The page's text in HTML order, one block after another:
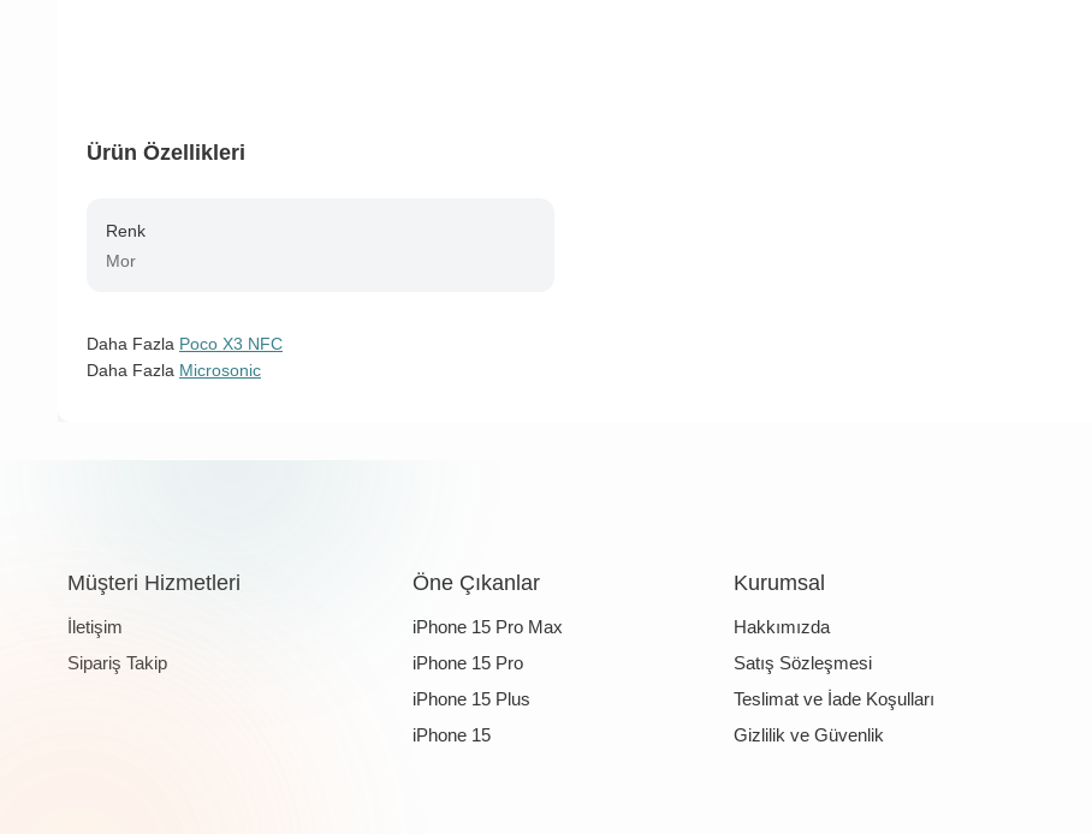
Ürün Özellikleri
Renk
Mor
Daha Fazla Poco X3 NFC
Daha Fazla Microsonic
Müşteri Hizmetleri
İletişim
Sipariş Takip
Öne Çıkanlar
iPhone 15 Pro Max
iPhone 15 Pro
iPhone 15 Plus
iPhone 15
Kurumsal
Hakkımızda
Satış Sözleşmesi
Teslimat ve İade Koşulları
Gizlilik ve Güvenlik